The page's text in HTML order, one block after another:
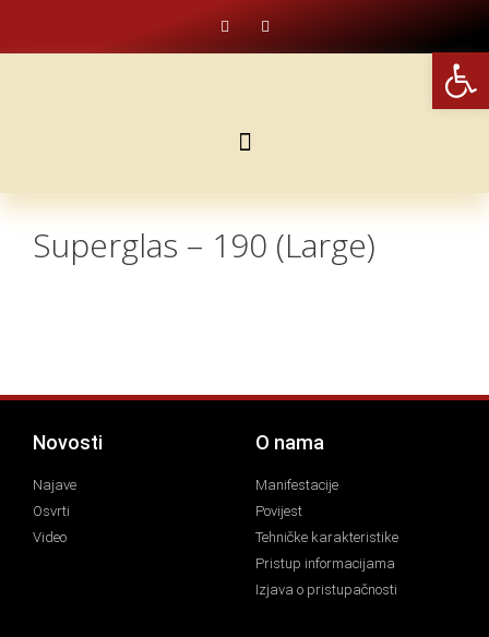
Superglas – 190 (Large)
Novosti
Najave
Osvrti
Video
O nama
Manifestacije
Povijest
Tehničke karakteristike
Pristup informacijama
Izjava o pristupačnosti